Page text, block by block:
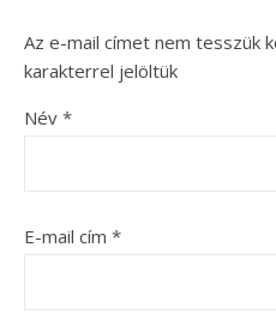
Az e-mail címet nem tesszük
karakterrel jelöltük
Név *
E-mail cím *